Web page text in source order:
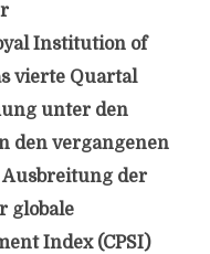
Institution of
vierte Quartal
unter den
den vergangenen
der
globale
Index (CPSI)